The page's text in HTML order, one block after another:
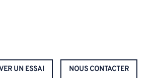
UN ESSAI NOUS CONTACTER